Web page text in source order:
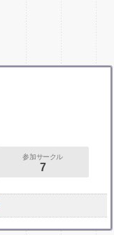
参加サークル
7